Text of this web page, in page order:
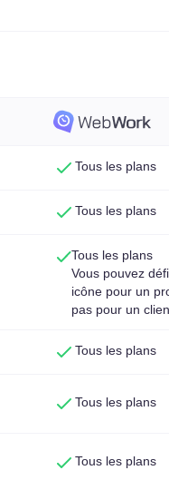
Tous les plans
Tous les plans
Tous les plans
Vous pouvez
icône pour un
pas pour un
Tous les plans
Tous les plans
Tous les plans